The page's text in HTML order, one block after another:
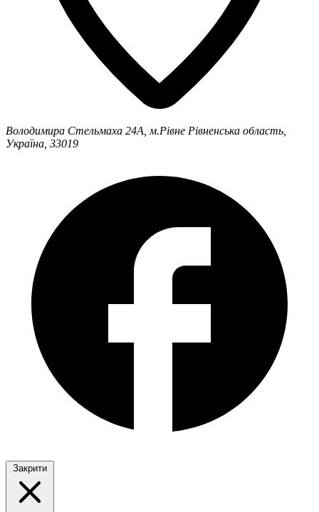
Володимира Стельмаха 24А, м.Рівне Рівненська область,
Україна, 33019
Закрити